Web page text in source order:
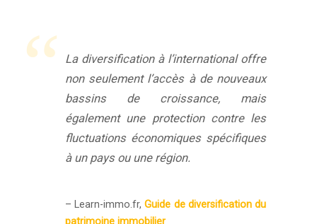
La diversification à l’international offre
non seulement l’accès à de nouveaux
bassins de croissance, mais
également une protection contre les
fluctuations économiques spécifiques
à un pays ou une région.
– Learn-immo.fr,Guide de diversification du